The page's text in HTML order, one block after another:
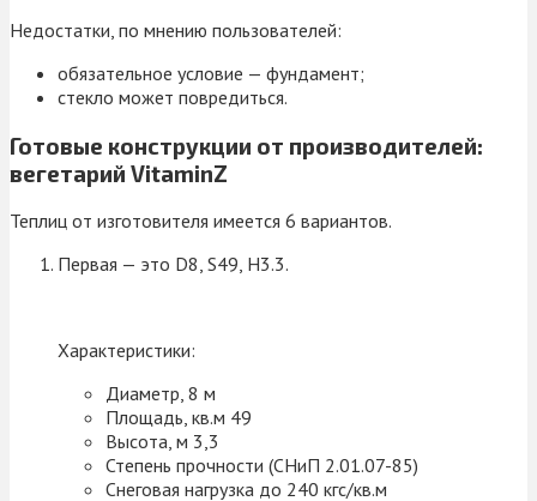
Недостатки, по мнению пользователей:
обязательное условие — фундамент;
стекло может повредиться.
Готовые конструкции от производителей:
вегетарий VitaminZ
Теплиц от изготовителя имеется 6 вариантов.
Первая — это D8, S49, H3.3.
Характеристики:
Диаметр, 8 м
Площадь, кв.м 49
Высота, м 3,3
Степень прочности (СНиП 2.01.07-85)
Снеговая нагрузка до 240 кгс/кв.м